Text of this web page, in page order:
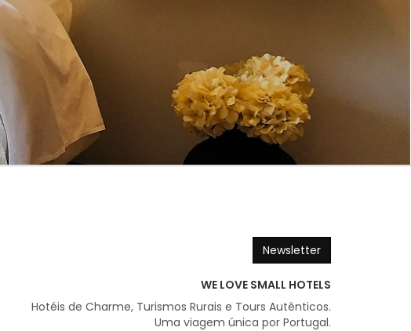
Newsletter
WE LOVE SMALL HOTELS
Hotéis de Charme, Turismos Rurais e Tours Autênticos.
Uma viagem única por Portugal.